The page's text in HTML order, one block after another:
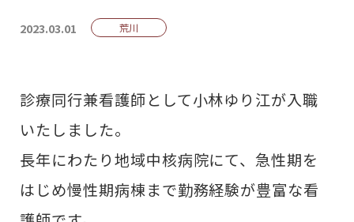
2023.03.01 荒川
診療同行兼看護師として小林ゆり江が入職
いたしました。
長年にわたり地域中核病院にて、急性期を
はじめ慢性期病棟まで勤務経験が豊富な看